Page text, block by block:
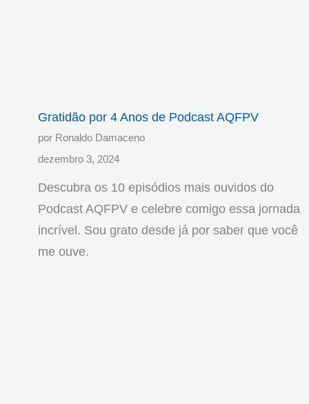
Gratidão por 4 Anos de Podcast AQFPV
por Ronaldo Damaceno
dezembro 3, 2024
Descubra os 10 episódios mais ouvidos do
Podcast AQFPV e celebre comigo essa jornada
incrível. Sou grato desde já por saber que você
me ouve.